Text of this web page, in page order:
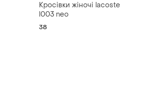
Кросівки жіночі lacoste
l003 neo
38